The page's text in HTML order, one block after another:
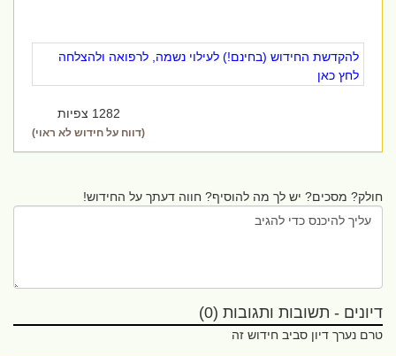
להקדשת החידוש (בחינם!) לעילוי נשמה, לרפואה ולהצלחה
לחץ כאן
1282 צפיות
(דווח על חידוש לא ראוי)
חולק? מסכים? יש לך מה להוסיף? חווה דעתך על החידוש!
דיונים - תשובות ותגובות (0)
טרם נערך דיון סביב חידוש זה